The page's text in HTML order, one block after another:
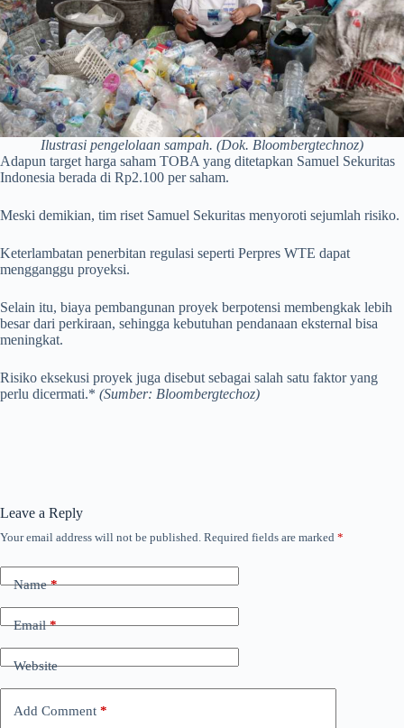
Ilustrasi pengelolaan sampah. (Dok. Bloombergtechnoz)
Adapun target harga saham TOBA yang ditetapkan Samuel Sekuritas
Indonesia berada di Rp2.100 per saham.
Meski demikian, tim riset Samuel Sekuritas menyoroti sejumlah risiko.
Keterlambatan penerbitan regulasi seperti Perpres WTE dapat
mengganggu proyeksi.
Selain itu, biaya pembangunan proyek berpotensi membengkak lebih
besar dari perkiraan, sehingga kebutuhan pendanaan eksternal bisa
meningkat.
Risiko eksekusi proyek juga disebut sebagai salah satu faktor yang
perlu dicermati.* (Sumber: Bloombergtechoz)
Leave a Reply
Your email address will not be published. Required fields are marked *
Name*
Email*
Website
Add Comment *